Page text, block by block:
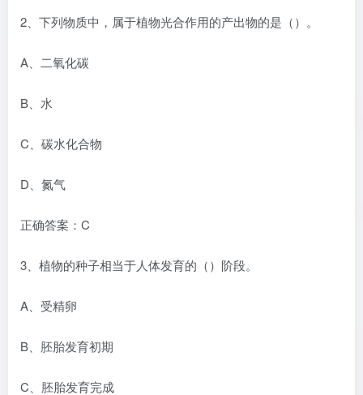
2、下列物质中，属于植物光合作用的产出物的是（）。
A、二氧化碳
B、水
C、碳水化合物
D、氮气
正确答案：C
3、植物的种子相当于人体发育的（）阶段。
A、受精卵
B、胚胎发育初期
C、胚胎发育完成